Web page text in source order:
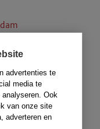
advertenties te
media te
Ook
van onze site
adverteren en